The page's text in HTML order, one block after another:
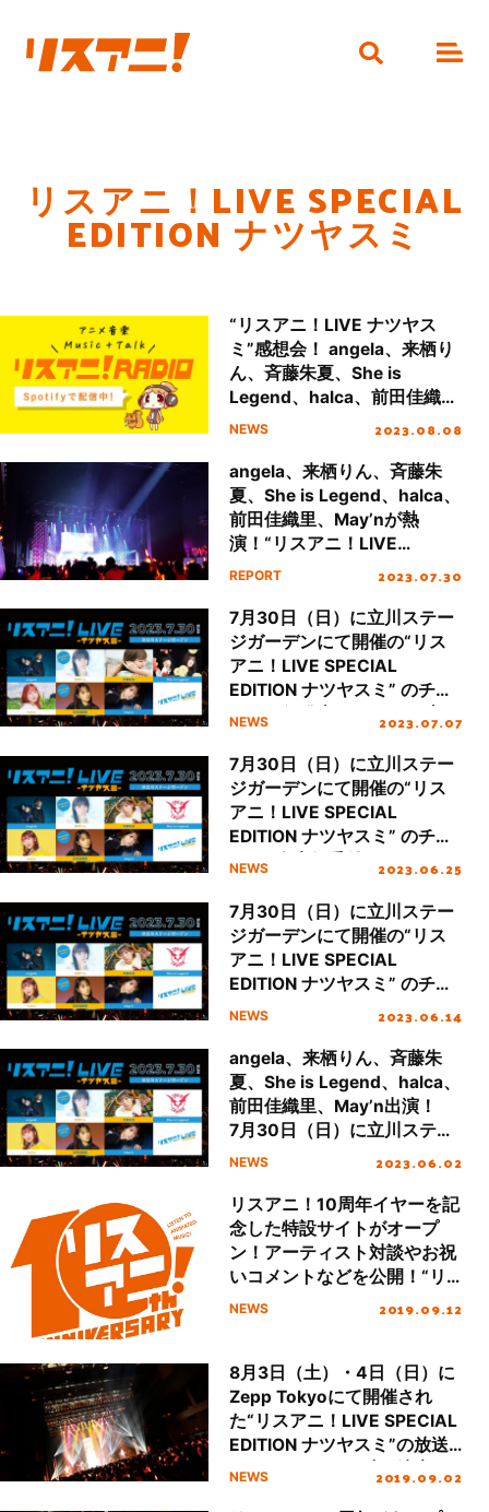
リスアニ！LIVE SPECIAL
EDITION ナツヤスミ
“リスアニ！LIVE ナツヤス
ミ”感想会！ angela、来栖り
ん、斉藤朱夏、She is
Legend、halca、前田佳織
里、May’n 全アクトの魅力を
#37】
NEWS 2023.08.08
angela、来栖りん、斉藤朱
夏、She is Legend、halca、
前田佳織里、May’nが熱
演！“リスアニ！LIVE
SPECIAL EDITION ナツヤス
REPORT 2023.07.30
7月30日（日）に立川ステー
ジガーデンにて開催の“リス
アニ！LIVE SPECIAL
EDITION ナツヤスミ” のチケ
ット一般発売が7月8日（土）
ッズ情報も解禁！
NEWS 2023.07.07
7月30日（日）に立川ステー
ジガーデンにて開催の“リス
アニ！LIVE SPECIAL
EDITION ナツヤスミ” のチケ
ット3次先行受付が6月26日
NEWS 2023.06.25
7月30日（日）に立川ステー
ジガーデンにて開催の“リス
アニ！LIVE SPECIAL
EDITION ナツヤスミ” のチケ
ット2次先行受付が6月15日
NEWS 2023.06.14
angela、来栖りん、斉藤朱
夏、She is Legend、halca、
前田佳織里、May’n出演！
7月30日（日）に立川ステー
ジガーデンにて“リスアニ！
ヤスミ”開催決定！
NEWS 2023.06.02
リスアニ！10周年イヤーを記
念した特設サイトがオープ
ン！アーティスト対談やお祝
いコメントなどを公開！“リ
スアニ！LIVE SPECIAL
NEWS 2019.09.12
8月3日（土）・4日（日）に
Zepp Tokyoにて開催され
た“リスアニ！LIVE SPECIAL
EDITION ナツヤスミ”の放送
アーティスト&日時が決定！
NEWS 2019.09.02